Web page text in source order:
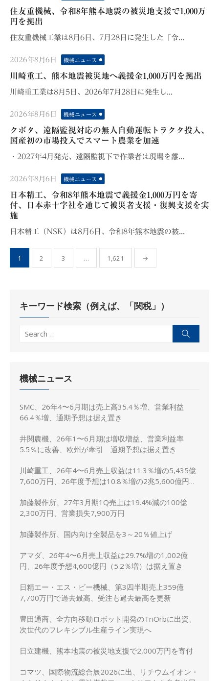
on
住友重機械、令和8年熊本地震の被災地支援で1,000万
円を拠出
住友重機械工業は8月6日、7月28日に発生した「令...
Posted
on
2026年8月6日 機械ニュース
川崎重工、熊本地震被災地へ義援金1,000万円を拠出
川崎重工業は8月5日、2026年7月28日に発生し...
Posted
on
2026年8月6日 機械ニュース
クボタ、遠隔監視対応の無人自動運転トラクタ投入、
国産初の市場投入でスマート農業を加速
・2027年4月発売、遠隔監視下で作業者は現場を離...
Posted
on
2026年8月6日 機械ニュース
日本精工、令和8年熊本地震で義援金1,000万円を寄
付、日本赤十字社を通じて被災者支援・復興支援を実
施
日本精工（NSK）は8月6日、令和8年熊本地震の被...
投
稿
ー
1 2 3 … 1,621 →
キーワード検索（例えば、「関税」）
Search
機械ニュース
SMC、26年4〜6月期は売上高35.4％増、営業利益
66.4％増、通期予想は据え置き
井関農機、26年1〜6月期は増収増益、営業利益率
5.5％に改善、欧州が牽引 通期予想は据え置き
川崎重工、26年4〜6月売上収益は11.3％増の5,435億
7,600万円、26年度予想は10.8％増の2兆5,600億円に
加藤製作所、27年3月期1Q売上は19.4%減の100億
2,300万円、営業損失7,900万円
加藤製作所、国内向け全製品を3～20％値上げ
アマダ、26年4〜6月売上収益は29.7%増の1,002億
円、26年度予想4,600億円（5.2％増）は据え置き
日精エー・エス・ビー機械、第3四半期売上359億
7,700万円で過去最高、受注も過去最高を更新
豊田通商、全方向移動ロボット開発のTriOrbに出資、
次世代のフレキシブル生産ライン実現へ
日立建機、熊本地震の被災地支援で2,000万円を寄付
コマツ、国際物流総合展2026に出、リチウムイオン・